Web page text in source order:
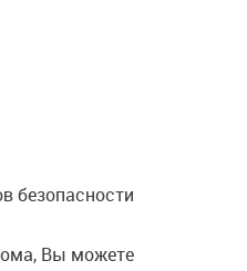
безопасности
Вы можете